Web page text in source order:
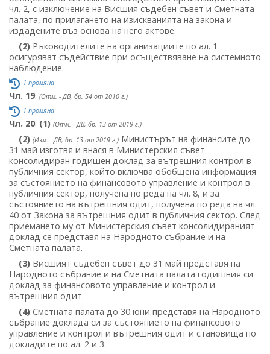
чл. 2, с изключение на Висшия съдебен съвет и Сметната
палата, по прилагането на изискванията на закона и
издадените въз основа на него актове.
(2) Ръководителите на организациите по ал. 1
осигуряват съдействие при осъществяване на системното
наблюдение.
1 промяна
Чл. 19. (Отм. - ДВ, бр. 54 от 2010 г.)
1 промяна
Чл. 20. (1) (Отм. - ДВ, бр. 13 от 2019 г.)
(2) (Изм. - ДВ, бр. 13 от 2019 г.) Министърът на финансите до
31 май изготвя и внася в Министерския съвет
консолидиран годишен доклад за вътрешния контрол в
публичния сектор, който включва обобщена информация
за състоянието на финансовото управление и контрол в
публичния сектор, получена по реда на чл. 8, и за
състоянието на вътрешния одит, получена по реда на чл.
40 от Закона за вътрешния одит в публичния сектор. След
приемането му от Министерския съвет консолидираният
доклад се представя на Народното събрание и на
Сметната палата.
(3) Висшият съдебен съвет до 31 май представя на
Народното събрание и на Сметната палата годишния си
доклад за финансовото управление и контрол и
вътрешния одит.
(4) Сметната палата до 30 юни представя на Народното
събрание доклада си за състоянието на финансовото
управление и контрол и вътрешния одит и становища по
докладите по ал. 2 и 3.